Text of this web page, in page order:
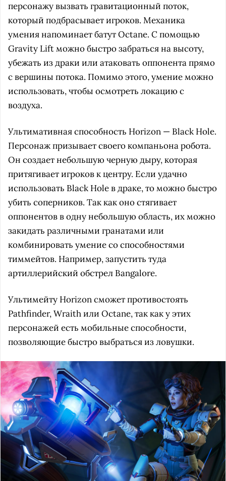
персонажу вызвать гравитационный поток,
который подбрасывает игроков. Механика
умения напоминает батут Octane. С помощью
Gravity Lift можно быстро забраться на высоту,
убежать из драки или атаковать оппонента прямо
с вершины потока. Помимо этого, умение можно
использовать, чтобы осмотреть локацию с
воздуха.
Ультимативная способность Horizon — Black Hole.
Персонаж призывает своего компаньона робота.
Он создает небольшую черную дыру, которая
притягивает игроков к центру. Если удачно
использовать Black Hole в драке, то можно быстро
убить соперников. Так как оно стягивает
оппонентов в одну небольшую область, их можно
закидать различными гранатами или
комбинировать умение со способностями
тиммейтов. Например, запустить туда
артиллерийский обстрел Bangalore.
Ультимейту Horizon сможет противостоять
Pathfinder, Wraith или Octane, так как у этих
персонажей есть мобильные способности,
позволяющие быстро выбраться из ловушки.